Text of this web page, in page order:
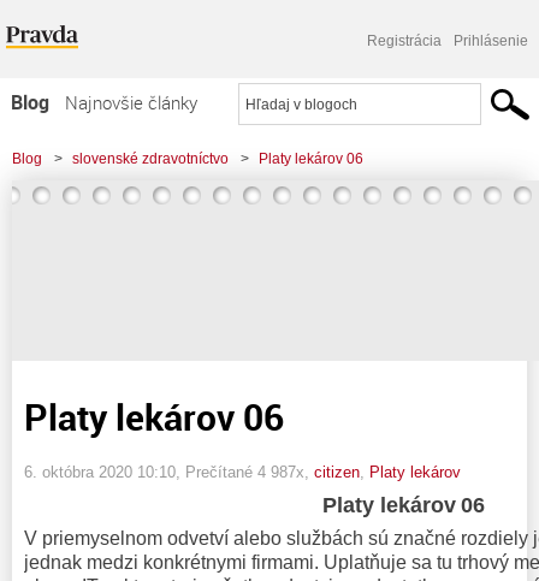
Registrácia Prihlásenie
Blog
Najnovšie články
Najčítanejšie články
Najkomentovanejšie články
Blog > slovenské zdravotníctvo > Platy lekárov 06
Platy lekárov 06
6. októbra 2020 10:10 , Prečítané 4 987x, citizen Platy lekárov
Platy lekárov 06
V priemyselnom odvetví alebo službách sú značné rozdiely
jednak medzi konkrétnymi firmami. Uplatňuje sa tu trhový